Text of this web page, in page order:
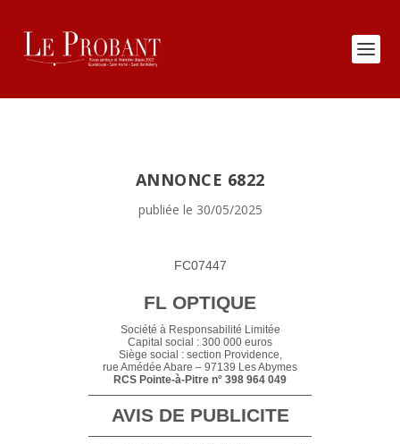
ANNONCE 6822
publiée le 30/05/2025
FC07447
FL OPTIQUE
Société à Responsabilité Limitée
Capital social : 300 000 euros
Siège social : section Providence,
rue Amédée Abare – 97139 Les Abymes
RCS Pointe-à-Pitre n° 398 964 049
AVIS DE PUBLICITE